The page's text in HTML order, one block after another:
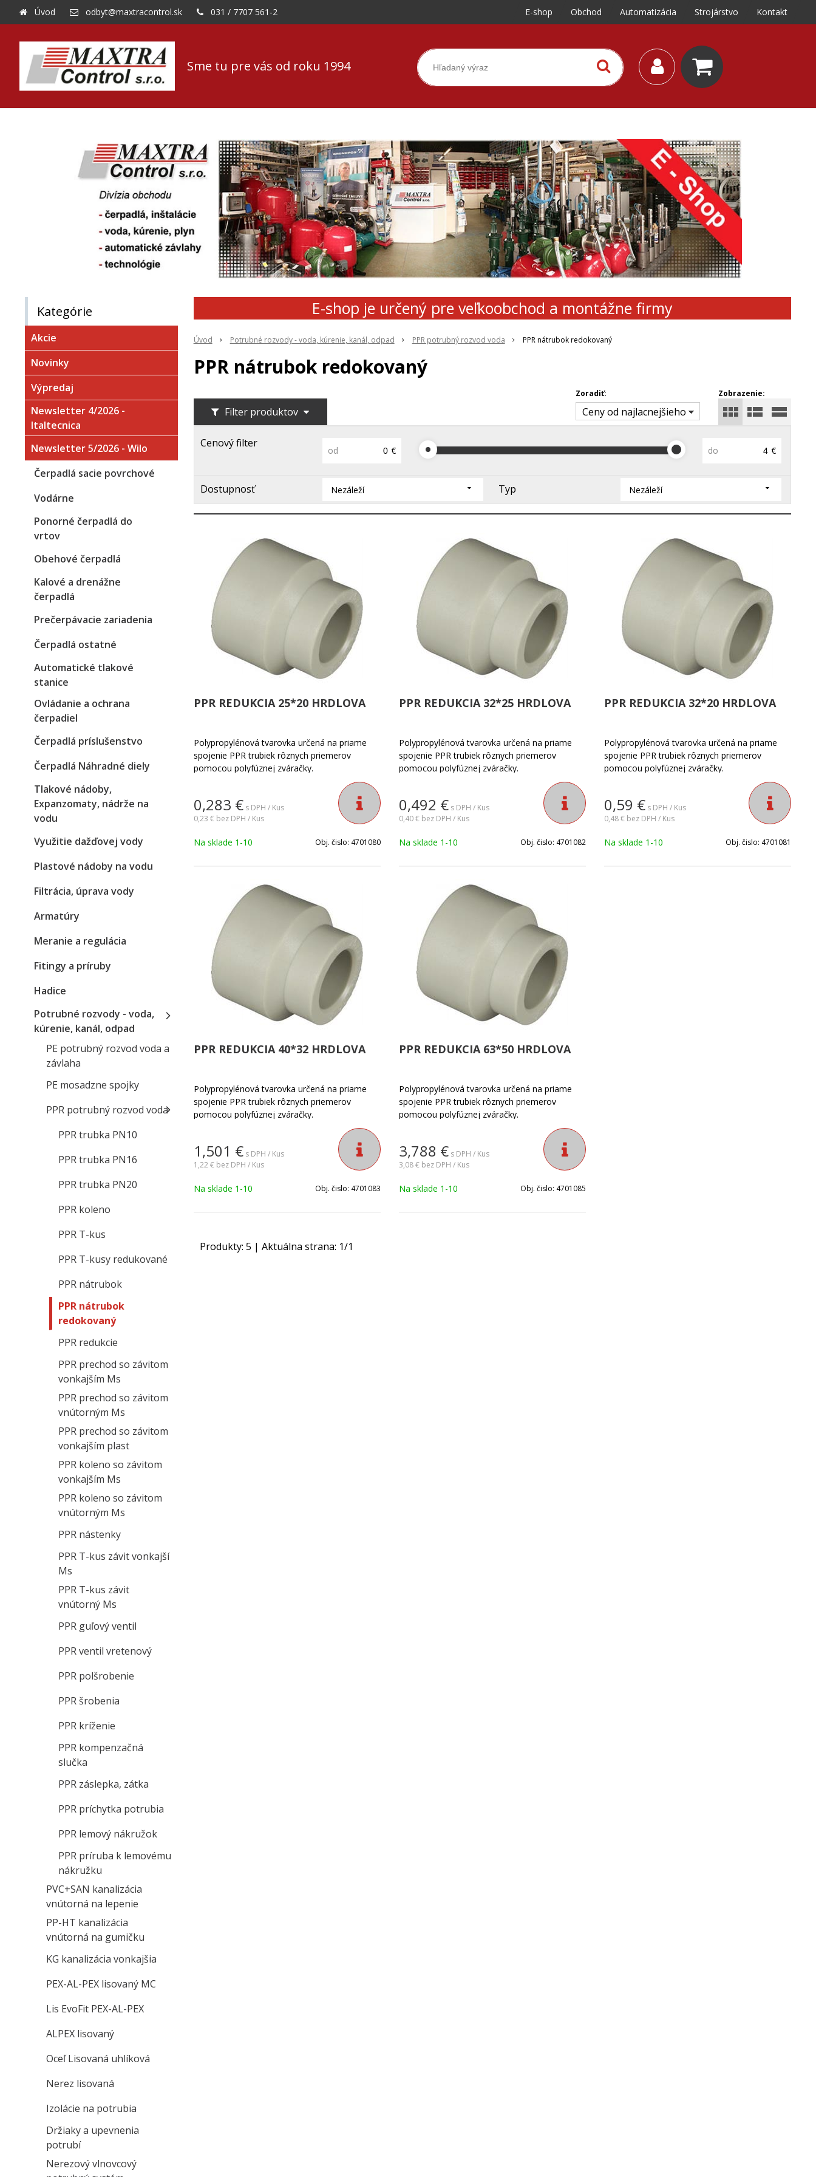
Sme tu pre vás od roku 1994
Úvod odbyt@maxtracontrol.sk 031 / 7707 561-2 E-shop Obchod Automatizácia Strojárstvo Kontakt
E-shop je určený pre veľkoobchod a montážne firmy
Úvod Potrubné rozvody - voda, kúrenie, kanál, odpad PPR potrubný rozvod voda PPR nátrubok redokovaný
PPR nátrubok redokovaný
Filter produktov
Zobrazenie:
Zoradiť:
Ceny od najlacnejšieho
Cenový filter
od € do €
Dostupnosť Nezáleží Typ Nezáleží
PPR REDUKCIA 25*20 HRDLOVA
Polypropylénová tvarovka určená na priame
spojenie PPR trubiek rôznych priemerov
pomocou polyfúznej zváračky.
0,283 € s DPH / Kus
0,23 € bez DPH / Kus
Na sklade 1-10 Obj. čislo: 4701080
PPR REDUKCIA 32*25 HRDLOVA
Polypropylénová tvarovka určená na priame
spojenie PPR trubiek rôznych priemerov
pomocou polyfúznej zváračky.
0,492 € s DPH / Kus
0,40 € bez DPH / Kus
Na sklade 1-10 Obj. čislo: 4701082
PPR REDUKCIA 32*20 HRDLOVA
Polypropylénová tvarovka určená na priame
spojenie PPR trubiek rôznych priemerov
pomocou polyfúznej zváračky.
0,59 € s DPH / Kus
0,48 € bez DPH / Kus
Na sklade 1-10 Obj. čislo: 4701081
PPR REDUKCIA 40*32 HRDLOVA
Polypropylénová tvarovka určená na priame
spojenie PPR trubiek rôznych priemerov
pomocou polyfúznej zváračky.
1,501 € s DPH / Kus
1,22 € bez DPH / Kus
Na sklade 1-10 Obj. čislo: 4701083
PPR REDUKCIA 63*50 HRDLOVA
Polypropylénová tvarovka určená na priame
spojenie PPR trubiek rôznych priemerov
pomocou polyfúznej zváračky.
3,788 € s DPH / Kus
3,08 € bez DPH / Kus
Na sklade 1-10 Obj. čislo: 4701085
Produkty: 5 | Aktuálna strana: 1/1
Kategórie
Akcie
Novinky
Výpredaj
Newsletter 4/2026 -
Italtecnica
Newsletter 5/2026 - Wilo
Čerpadlá sacie povrchové
Vodárne
Ponorné čerpadlá do
vrtov
Obehové čerpadlá
Kalové a drenážne
čerpadlá
Prečerpávacie zariadenia
Čerpadlá ostatné
Automatické tlakové
stanice
Ovládanie a ochrana
čerpadiel
Čerpadlá príslušenstvo
Čerpadlá Náhradné diely
Tlakové nádoby,
Expanzomaty, nádrže na
vodu
Využitie dažďovej vody
Plastové nádoby na vodu
Filtrácia, úprava vody
Armatúry
Meranie a regulácia
Fitingy a príruby
Hadice
Potrubné rozvody - voda,
kúrenie, kanál, odpad
PE potrubný rozvod voda a
závlaha
PE mosadzne spojky
PPR potrubný rozvod voda
PPR trubka PN10
PPR trubka PN16
PPR trubka PN20
PPR koleno
PPR T-kus
PPR T-kusy redukované
PPR nátrubok
PPR nátrubok
redokovaný
PPR redukcie
PPR prechod so závitom
vonkajším Ms
PPR prechod so závitom
vnútorným Ms
PPR prechod so závitom
vonkajším plast
PPR koleno so závitom
vonkajším Ms
PPR koleno so závitom
vnútorným Ms
PPR nástenky
PPR T-kus závit vonkajší
Ms
PPR T-kus závit
vnútorný Ms
PPR guľový ventil
PPR ventil vretenový
PPR polšrobenie
PPR šrobenia
PPR kríženie
PPR kompenzačná
slučka
PPR záslepka, zátka
PPR príchytka potrubia
PPR lemový nákružok
PPR príruba k lemovému
nákružku
PVC+SAN kanalizácia
vnútorná na lepenie
PP-HT kanalizácia
vnútorná na gumičku
KG kanalizácia vonkajšia
PEX-AL-PEX lisovaný MC
Lis EvoFit PEX-AL-PEX
ALPEX lisovaný
Oceľ Lisovaná uhlíková
Nerez lisovaná
Izolácie na potrubia
Držiaky a upevnenia
potrubí
Nerezový vlnovcový